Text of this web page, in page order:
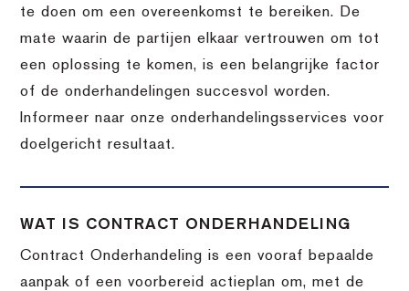
te doen om een overeenkomst te bereiken. De
mate waarin de partijen elkaar vertrouwen om tot
een oplossing te komen, is een belangrijke factor
of de onderhandelingen succesvol worden.
Informeer naar onze onderhandelingsservices voor
doelgericht resultaat.
WAT IS CONTRACT ONDERHANDELING
Contract Onderhandeling is een vooraf bepaalde
aanpak of een voorbereid actieplan om, met de